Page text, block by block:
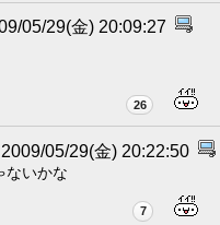
05/29(金) 20:09:27
26
05/29(金) 20:22:50
ないかな
7